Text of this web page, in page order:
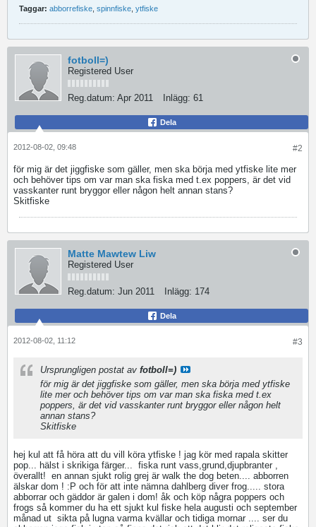
Taggar: abborrefiske spinnfiske ytfiske
fotboll=)
Registered User
Reg.datum: Apr 2011 Inlägg: 61
Dela
#2
2012-08-02, 09:48
för mig är det jiggfiske som gäller, men ska börja med ytfiske lite mer
och behöver tips om var man ska fiska med t.ex poppers, är det vid
vasskanter runt bryggor eller någon helt annan stans?
Skitfiske
Matte Mawtew Liw
Registered User
Reg.datum: Jun 2011 Inlägg: 174
Dela
#3
2012-08-02, 11:12
Ursprungligen postat av fotboll=)
för mig är det jiggfiske som gäller, men ska börja med ytfiske
lite mer och behöver tips om var man ska fiska med t.ex
poppers, är det vid vasskanter runt bryggor eller någon helt
annan stans?
Skitfiske
hej kul att få höra att du vill köra ytfiske ! jag kör med rapala skitter
pop... hälst i skrikiga färger... fiska runt vass,grund,djupbranter ,
överallt! en annan sjukt rolig grej är walk the dog beten.... abborren
älskar dom ! :P och för att inte nämna dahlberg diver frog..... stora
abborrar och gäddor är galen i dom! åk och köp några poppers och
frogs så kommer du ha ett sjukt kul fiske hela augusti och september
månad ut sikta på lugna varma kvällar och tidiga mornar .... ser du